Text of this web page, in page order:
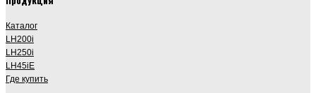
Каталог
LH200i
LH250i
LH45iE
Где купить